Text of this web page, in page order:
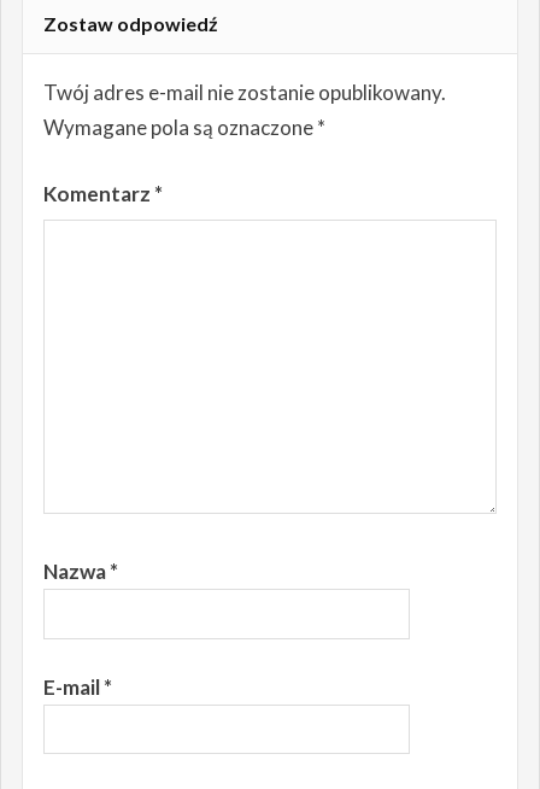
Zostaw odpowiedź
Twój adres e-mail nie zostanie opublikowany.
Wymagane pola są oznaczone*
Komentarz *
Nazwa*
E-mail*